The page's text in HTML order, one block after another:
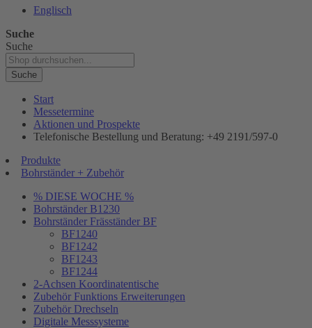
Englisch
Suche
Suche
Suche
Start
Messetermine
Aktionen und Prospekte
Telefonische Bestellung und Beratung: +49 2191/597-0
Produkte
Bohrständer + Zubehör
% DIESE WOCHE %
Bohrständer B1230
Bohrständer Fräsständer BF
BF1240
BF1242
BF1243
BF1244
2-Achsen Koordinatentische
Zubehör Funktions Erweiterungen
Zubehör Drechseln
Digitale Messsysteme